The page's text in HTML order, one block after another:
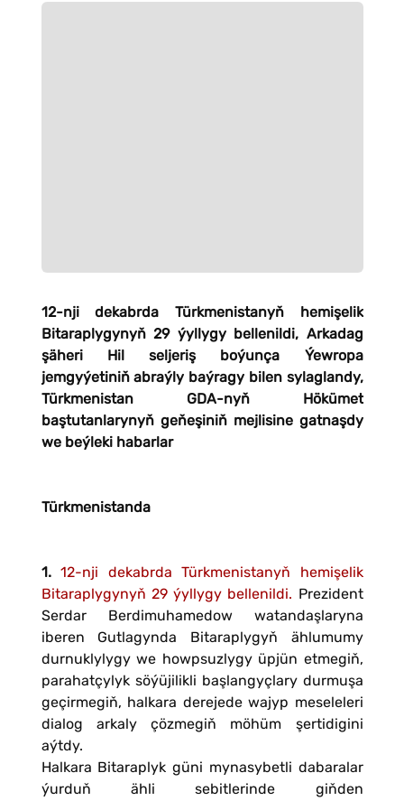
12-nji dekabrda Türkmenistanyň hemişelik
Bitaraplygynyň 29 ýyllygy bellenildi, Arkadag
şäheri Hil seljeriş boýunça Ýewropa
jemgyýetiniň abraýly baýragy bilen sylaglandy,
Türkmenistan GDA-nyň Hökümet
baştutanlarynyň geňeşiniň mejlisine gatnaşdy
we beýleki habarlar
Türkmenistanda
1. 12-nji dekabrda Türkmenistanyň hemişelik
Bitaraplygynyň 29 ýyllygy bellenildi. Prezident
Serdar Berdimuhamedow watandaşlaryna
iberen Gutlagynda Bitaraplygyň ählumumy
durnuklylygy we howpsuzlygy üpjün etmegiň,
parahatçylyk söýüjilikli başlangyçlary durmuşa
geçirmegiň, halkara derejede wajyp meseleleri
dialog arkaly çözmegiň möhüm şertidigini
aýtdy.
Halkara Bitaraplyk güni mynasybetli dabaralar
ýurduň ähli sebitlerinde giňden